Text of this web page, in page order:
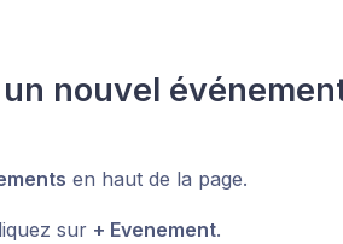
nouvel
en haut de la page.
sur + Evenement.